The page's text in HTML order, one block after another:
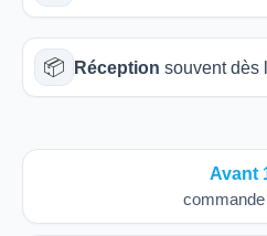
📦 Réception souvent dès
Avant